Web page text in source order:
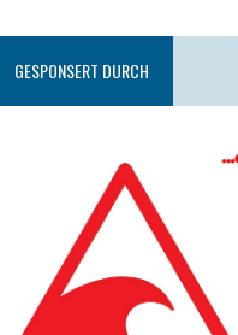
GESPONSERT DURCH